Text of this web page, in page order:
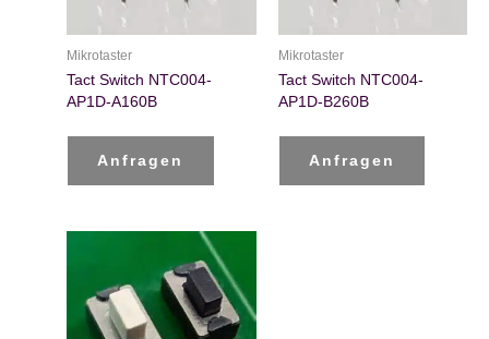
Mikrotaster
Tact Switch NTC004-
AP1D-A160B
Anfragen
Mikrotaster
Tact Switch NTC004-
AP1D-B260B
Anfragen